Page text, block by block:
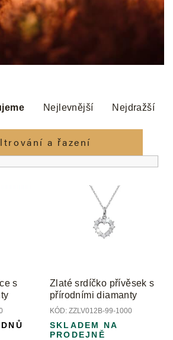
Nejlevnější Nejdražší
a řazení
s
Zlaté srdíčko přívěsek s
přírodními diamanty
KÓD: ZZLV012B-99-1000
SKLADEM NA
PRODEJNĚ